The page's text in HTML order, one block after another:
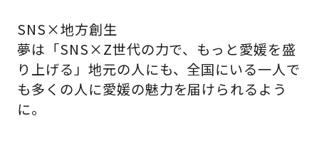
SNS×地方創生
夢は「SNS×Z世代の力で、もっと愛媛を盛
り上げる」地元の人にも、全国にいる一人で
も多くの人に愛媛の魅力を届けられるよう
に。